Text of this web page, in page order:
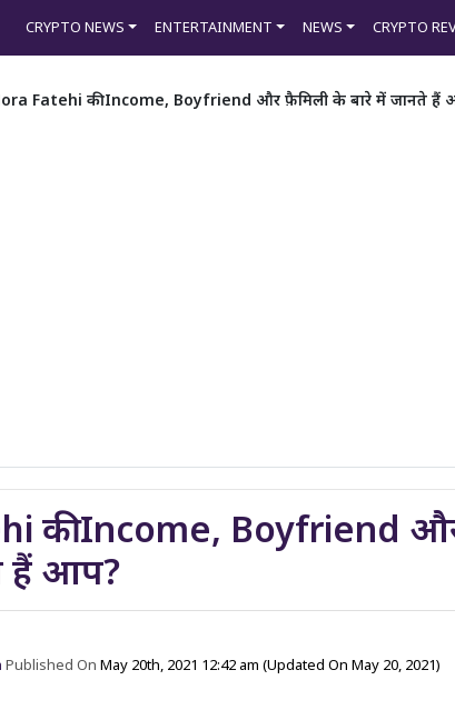
CRYPTO NEWS ENTERTAINMENT NEWS CRYPTO
Fatehi की Income, Boyfriend और फ़ैमिली के बारे में जानते हैं
की Income, Boyfriend
हैं आप?
Published OnMay 20th, 2021 12:42 am(Updated On May 20, 2021)